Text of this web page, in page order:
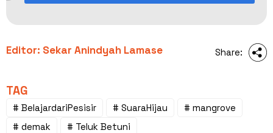
Editor: Sekar Anindyah Lamase Share:
TAG
# BelajardariPesisir # SuaraHijau
# mangrove
# demak
# Teluk Betuni